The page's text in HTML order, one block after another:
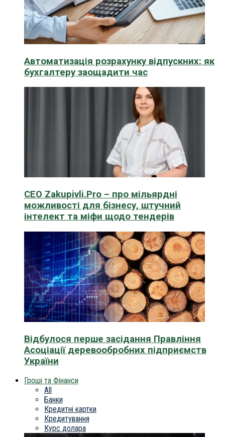
Автоматизація розрахунку відпускних: як
бухгалтеру заощадити час
CEO Zakupivli.Pro – про мільярдні
можливості для бізнесу, штучний
інтелект та міфи щодо тендерів
Відбулося перше засідання Правління
Асоціації деревообробних підприємств
України
Гроші та Фінанси
All
Банки
Кредитні картки
Кредитування
Курс долара